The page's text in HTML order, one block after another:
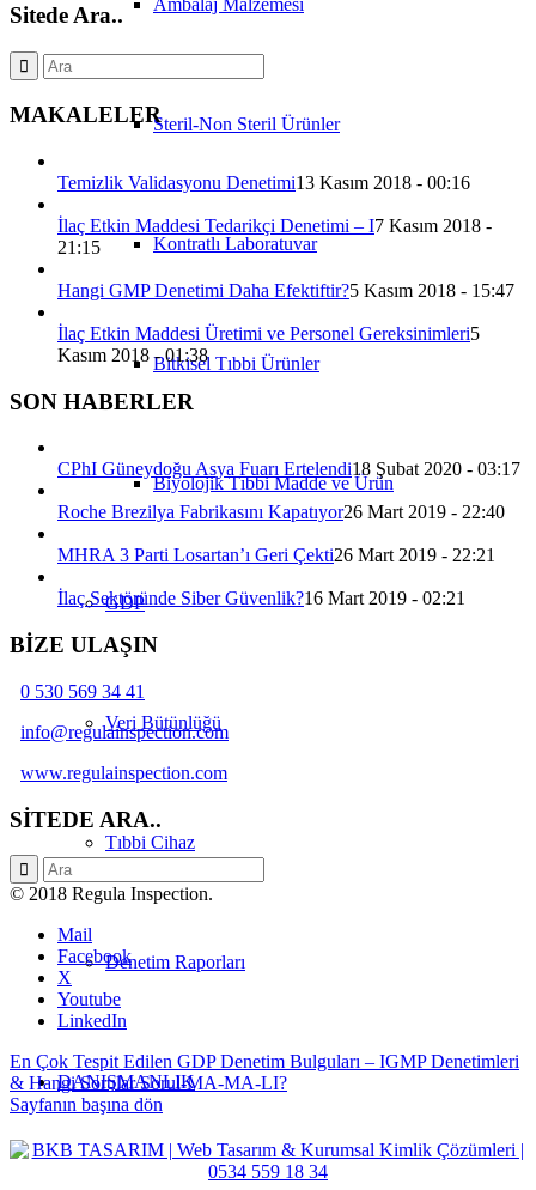
Ambalaj Malzemesi
Steril-Non Steril Ürünler
Kontratlı Laboratuvar
Bitkisel Tıbbi Ürünler
Biyolojik Tıbbi Madde ve Ürün
GDP
Veri Bütünlüğü
Tıbbi Cihaz
Denetim Raporları
DANIŞMANLIK
Sitede Ara..
MAKALELER
Temizlik Validasyonu Denetimi13 Kasım 2018 - 00:16
İlaç Etkin Maddesi Tedarikçi Denetimi – I7 Kasım 2018 -
21:15
Hangi GMP Denetimi Daha Efektiftir?5 Kasım 2018 - 15:47
İlaç Etkin Maddesi Üretimi ve Personel Gereksinimleri5
Kasım 2018 - 01:38
SON HABERLER
CPhI Güneydoğu Asya Fuarı Ertelendi18 Şubat 2020 - 03:17
Roche Brezilya Fabrikasını Kapatıyor26 Mart 2019 - 22:40
MHRA 3 Parti Losartan’ı Geri Çekti26 Mart 2019 - 22:21
İlaç Sektöründe Siber Güvenlik?16 Mart 2019 - 02:21
BİZE ULAŞIN
0 530 569 34 41
info@regulainspection.com
www.regulainspection.com
SİTEDE ARA..
© 2018 Regula Inspection.
Mail
Facebook
X
Youtube
LinkedIn
En Çok Tespit Edilen GDP Denetim Bulguları – IGMP Denetimleri
& Hangi Sorular Sorul-MA-MA-LI?
Sayfanın başına dön